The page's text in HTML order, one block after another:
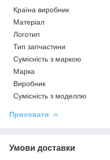
Країна виробник
Матеріал
Логотип
Тип запчастини
Сумісність з маркою
Марка
Виробник
Сумісність з моделлю
Приховати
Умови доставки